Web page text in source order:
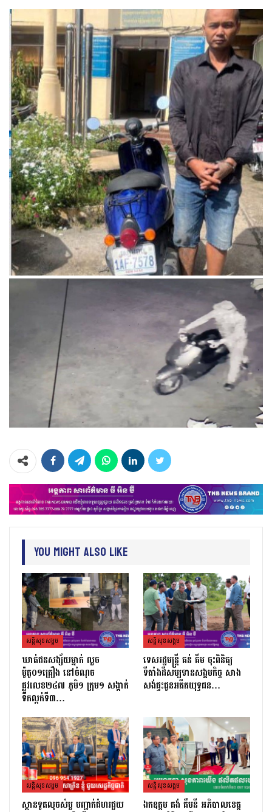
You Might Also Like
សន្តិសុខសង្គម
ឃាត់ជនសង្ស័យម្នាក់ លួច
ម៉ូតូ០១គ្រឿង នៅចំណុច
ផ្លូវលេខ២៤៧ ភូមិ១ ក្រុម១ សង្កាត់
ទឹកល្អក់ទី៣…
សន្តិសុខសង្គម
ទេសរដ្ឋមន្រ្តី គន់ គីម ចុះពិនិត្យ
ទីតាំងដីសម្បទានសង្គមកិច្ច សាង
សង់ផ្ទះជូនអតីតយុទ្ធជន…
សន្តិសុខសង្គម
ស្ថានទូតលុចសំបួ បញ្ជាក់ជំហរជួយ
សន្តិសុខសង្គម
ឯកឧត្តម គង់ គឹមនី អភិបាលខេត្ត